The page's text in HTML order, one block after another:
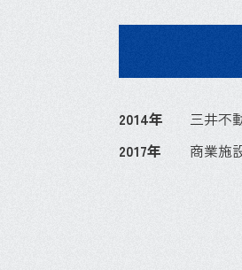
2014年
三井不
2017年
商業施